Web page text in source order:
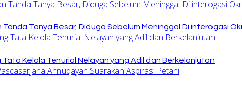
Tanya Besar, Diduga Sebelum Meninggal Di interogasi
Kelola Tenurial Nelayan yang Adil dan Berkelanjutan